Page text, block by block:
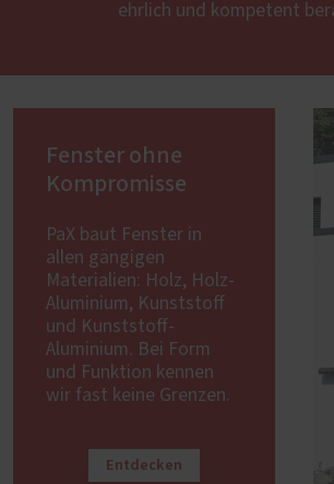
ehrlich und kompetent
Fenster ohne
Kompromisse
PaX baut Fenster in
allen gängigen
Materialien: Holz, Holz-
Aluminium, Kunststoff
und Kunststoff-
Aluminium. Bei Form
und Funktion kennen
wir fast keine Grenzen.
Entdecken